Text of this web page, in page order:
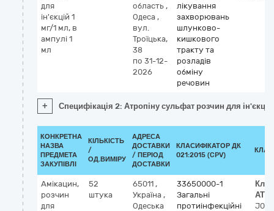
для
ін'єкцій 1
мг/1 мл, в
ампулі 1
мл
область ,
Одеса ,
вул.
Троїцька,
38
по 31-12-
2026
лікування
захворювань
шлунково-
кишкового
тракту та
розладів
обміну
речовин
+ Специфікація 2: Атропіну сульфат розчин для
КОНКРЕТНА
НАЗВА
ПРЕДМЕТА
ЗАКУПІВЛІ
КІЛЬКІСТЬ
/
ОД.ВИМІРУ
АДРЕСА
ДОСТАВКИ
/ ПЕРІОД
ДОСТАВКИ
КЛАСИФІКАТОР ДК
021:2015 (CPV)
Амікацин,
розчин
для
52
штука
65011 ,
Україна ,
Одеська
33650000-1
Загальні
протиінфекційні
АТХ